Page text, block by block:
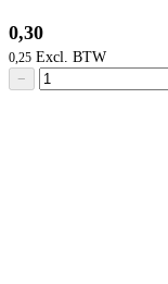
0,30
0,25
−